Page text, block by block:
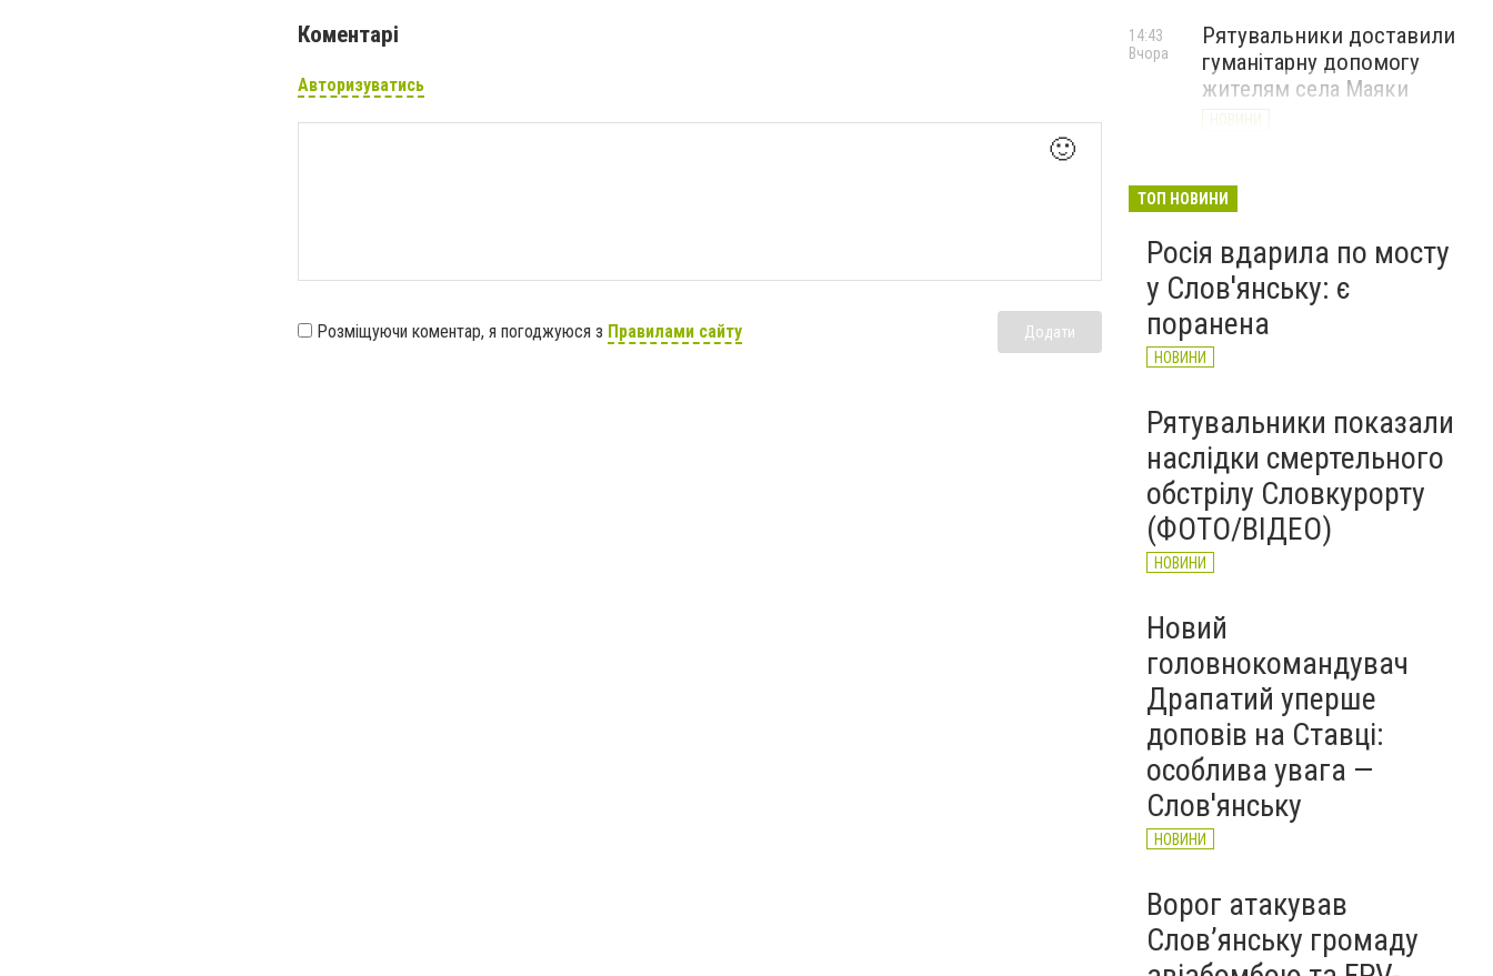
Коментарі
Авторизуватись
🙂
Розміщуючи коментар, я погоджуюся з Правилами сайту Додати
Рятувальники доставили
гуманітарну допомогу
жителям села Маяки
НОВИНИ
14:43
Вчора
онлайн-акція до Дня молоді
Вчора
ТОП НОВИНИ
Росія вдарила по мосту
у Слов'янську: є
поранена
НОВИНИ
Рятувальники показали
наслідки смертельного
обстрілу Словкурорту
(ФОТО/ВІДЕО)
НОВИНИ
Новий
головнокомандувач
Драпатий уперше
доповів на Ставці:
особлива увага —
Слов'янську
НОВИНИ
Ворог атакував
Слов’янську громаду